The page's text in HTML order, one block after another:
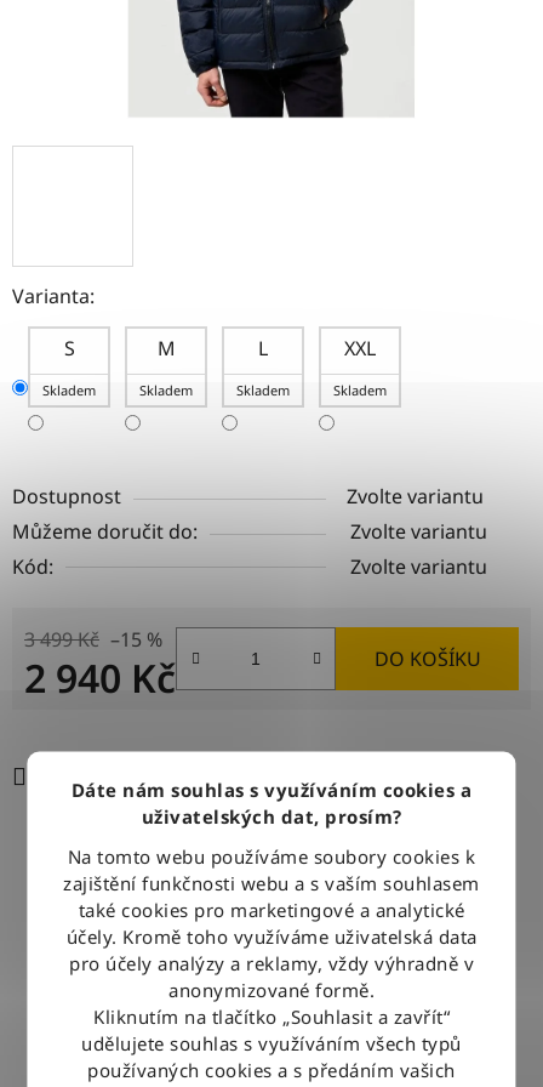
Dáte nám souhlas s využíváním cookies a
uživatelských dat, prosím?
Na tomto webu používáme soubory cookies k
zajištění funkčnosti webu a s vaším souhlasem
také cookies pro marketingové a analytické
účely. Kromě toho využíváme uživatelská data
pro účely analýzy a reklamy, vždy výhradně v
anonymizované formě.
Kliknutím na tlačítko „Souhlasit a zavřít“
udělujete souhlas s využíváním všech typů
používaných cookies a s předáním vašich
Varianta:
S
Skladem
M
Skladem
L
Skladem
XXL
Skladem
Dostupnost
Zvolte variantu
Můžeme doručit do:
Zvolte variantu
Kód:
Zvolte variantu
3 499 Kč –15 %
2 940 Kč DO KOŠÍKU
Zeptat se Sdílet
DOPRAVA ZDARMA
Při nákupu nad 2500 Kč doručujeme zdarma po celé ČR
BLESKOVÉ DORUČENÍ
Objednávky odesíláme každý pracovní den do 12:00